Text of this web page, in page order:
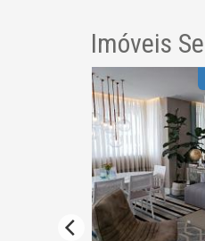
Imóveis